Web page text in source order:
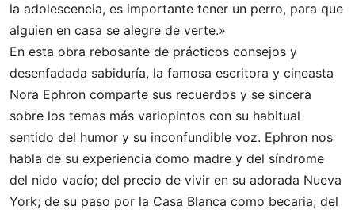
la adolescencia, es importante tener un perro, para que
alguien en casa se alegre de verte.»
En esta obra rebosante de prácticos consejos y
desenfadada sabiduría, la famosa escritora y cineasta
Nora Ephron comparte sus recuerdos y se sincera
sobre los temas más variopintos con su habitual
sentido del humor y su inconfundible voz. Ephron nos
habla de su experiencia como madre y del síndrome
del nido vacío; del precio de vivir en su adorada Nueva
York; de su paso por la Casa Blanca como becaria; del